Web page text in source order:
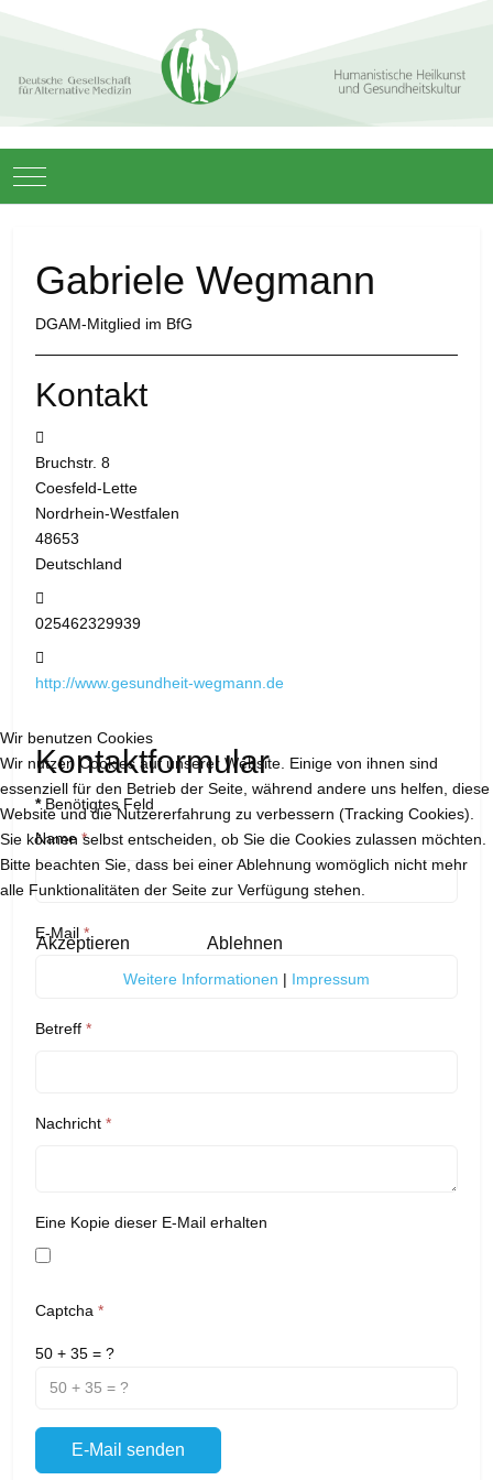
Mobile Menu Toggle
Gabriele Wegmann
DGAM-Mitglied im BfG
Kontakt
Bruchstr. 8
Coesfeld-Lette
Nordrhein-Westfalen
48653
Deutschland
025462329939
http://www.gesundheit-wegmann.de
Kontaktformular
*Benötigtes Feld
Name *
E-Mail *
Betreff *
Nachricht *
Eine Kopie dieser E-Mail erhalten
Captcha *
50 + 35 = ?
E-Mail senden
Wir benutzen Cookies
Wir nutzen Cookies auf unserer Website. Einige von ihnen sind
essenziell für den Betrieb der Seite, während andere uns helfen, diese
Website und die Nutzererfahrung zu verbessern (Tracking Cookies).
Sie können selbst entscheiden, ob Sie die Cookies zulassen möchten.
Bitte beachten Sie, dass bei einer Ablehnung womöglich nicht mehr
alle Funktionalitäten der Seite zur Verfügung stehen.
Akzeptieren Ablehnen
Weitere Informationen | Impressum